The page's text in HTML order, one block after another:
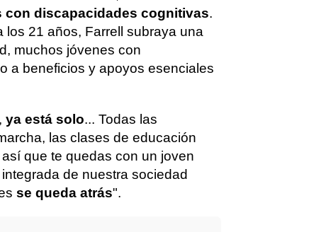
con discapacidades cognitivas.
21 años, Farrell subraya una
muchos jóvenes con
a beneficios y apoyos esenciales
ya está solo... Todas las
las clases de educación
así que te quedas con un joven
de nuestra sociedad
se queda atrás".